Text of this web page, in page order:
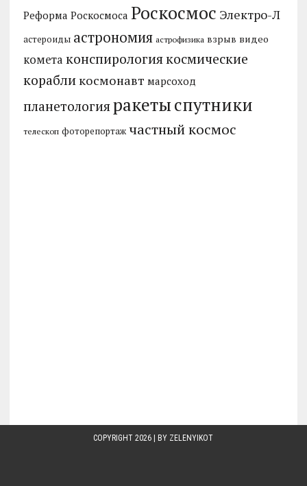
Реформа Роскосмоса Роскосмос Электро-Л
астероиды астрономия астрофизика взрыв видео
комета конспирологиякосмические
корабликосмонавт марсоход
планетологияракетыспутники
телескоп фоторепортаж частный космос
COPYRIGHT 2026 | BY ZELENYIKOT